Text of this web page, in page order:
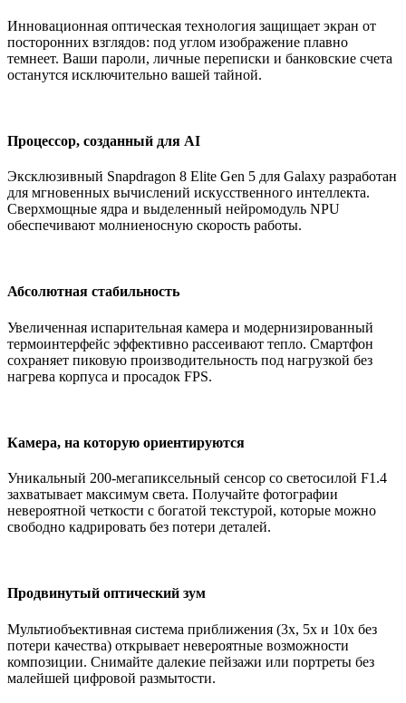
Инновационная оптическая технология защищает экран от
посторонних взглядов: под углом изображение плавно
темнеет. Ваши пароли, личные переписки и банковские счета
останутся исключительно вашей тайной.
Процессор, созданный для AI
Эксклюзивный Snapdragon 8 Elite Gen 5 для Galaxy разработан
для мгновенных вычислений искусственного интеллекта.
Сверхмощные ядра и выделенный нейромодуль NPU
обеспечивают молниеносную скорость работы.
Абсолютная стабильность
Увеличенная испарительная камера и модернизированный
термоинтерфейс эффективно рассеивают тепло. Смартфон
сохраняет пиковую производительность под нагрузкой без
нагрева корпуса и просадок FPS.
Камера, на которую ориентируются
Уникальный 200-мегапиксельный сенсор со светосилой F1.4
захватывает максимум света. Получайте фотографии
невероятной четкости с богатой текстурой, которые можно
свободно кадрировать без потери деталей.
Продвинутый оптический зум
Мультиобъективная система приближения (3x, 5x и 10x без
потери качества) открывает невероятные возможности
композиции. Снимайте далекие пейзажи или портреты без
малейшей цифровой размытости.